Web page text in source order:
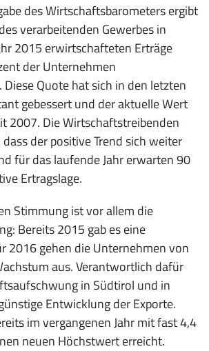
des Wirtschaftsbarometers ergibt
verarbeitenden Gewerbes in
2015 erwirtschafteten Erträge
der Unternehmen
Quote hat sich in den letzten
gebessert und der aktuelle Wert
2007. Die Wirtschaftstreibenden
der positive Trend sich weiter
für das laufende Jahr erwarten 90
Ertragslage.
Stimmung ist vor allem die
Bereits 2015 gab es eine
2016 gehen die Unternehmen von
aus. Verantwortlich dafür
in Südtirol und in
Entwicklung der Exporte.
im vergangenen Jahr mit fast 4,4
neuen Höchstwert erreicht.